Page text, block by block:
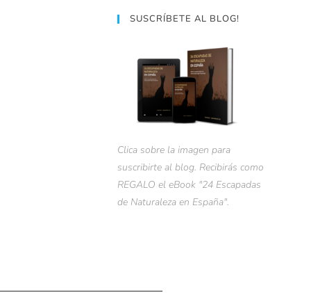
SUSCRÍBETE AL BLOG!
Clica sobre la imagen para
suscribirte al blog. Recibirás como
REGALO el eBook "24 Escapadas
de Naturaleza en España".